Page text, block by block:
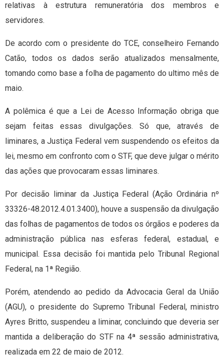
relativas à estrutura remuneratória dos membros e
servidores.
De acordo com o presidente do TCE, conselheiro Fernando
Catão, todos os dados serão atualizados mensalmente,
tomando como base a folha de pagamento do ultimo mês de
maio.
A polêmica é que a Lei de Acesso Informação obriga que
sejam feitas essas divulgações. Só que, através de
liminares, a Justiça Federal vem suspendendo os efeitos da
lei, mesmo em confronto com o STF, que deve julgar o mérito
das ações que provocaram essas liminares.
Por decisão liminar da Justiça Federal (Ação Ordinária nº
33326-48.2012.4.01.3400), houve a suspensão da divulgação
das folhas de pagamentos de todos os órgãos e poderes da
administração pública nas esferas federal, estadual, e
municipal. Essa decisão foi mantida pelo Tribunal Regional
Federal, na 1ª Região.
Porém, atendendo ao pedido da Advocacia Geral da União
(AGU), o presidente do Supremo Tribunal Federal, ministro
Ayres Britto, suspendeu a liminar, concluindo que deveria ser
mantida a deliberação do STF na 4ª sessão administrativa,
realizada em 22 de maio de 2012.